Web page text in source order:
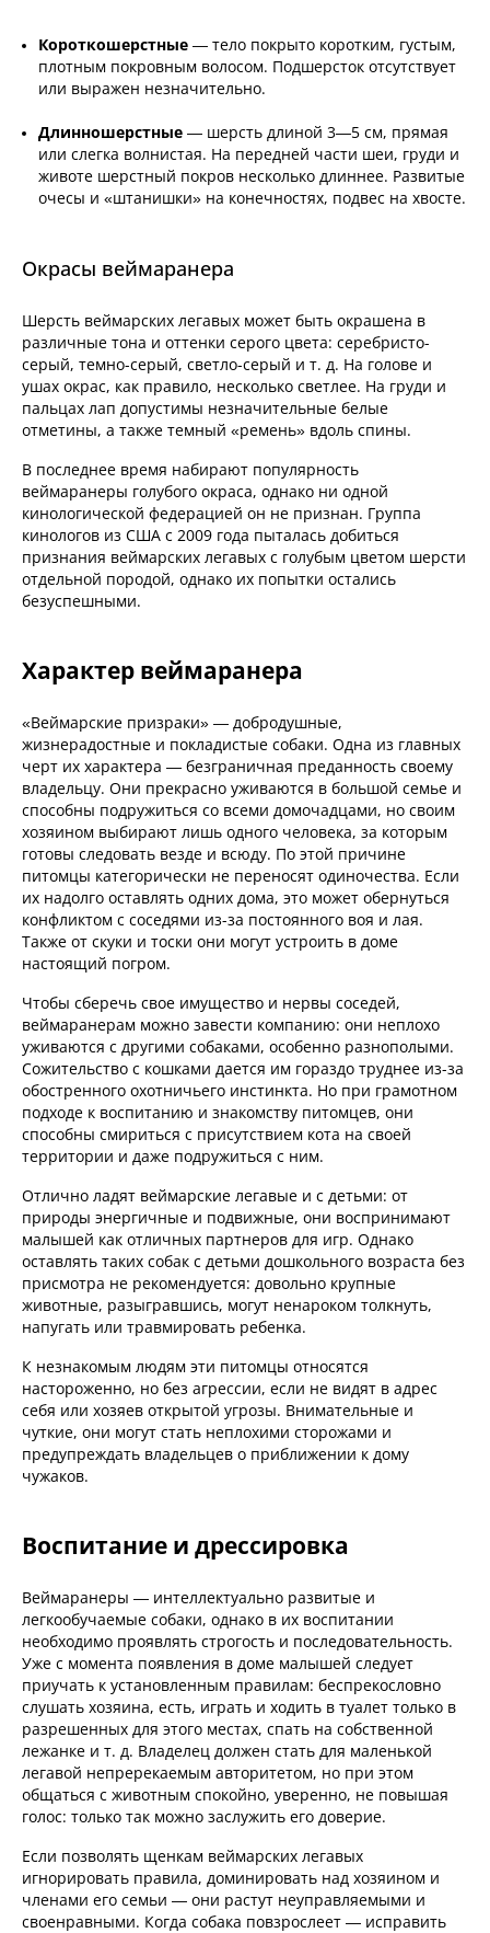
Короткошерстные — тело покрыто коротким, густым,
плотным покровным волосом. Подшерсток отсутствует
или выражен незначительно.
Длинношерстные — шерсть длиной 3—5 см, прямая
или слегка волнистая. На передней части шеи, груди и
животе шерстный покров несколько длиннее. Развитые
очесы и «штанишки» на конечностях, подвес на хвосте.
Окрасы веймаранера
Шерсть веймарских легавых может быть окрашена в
различные тона и оттенки серого цвета: серебристо-
серый, темно-серый, светло-серый и т. д. На голове и
ушах окрас, как правило, несколько светлее. На груди и
пальцах лап допустимы незначительные белые
отметины, а также темный «ремень» вдоль спины.
В последнее время набирают популярность
веймаранеры голубого окраса, однако ни одной
кинологической федерацией он не признан. Группа
кинологов из США с 2009 года пыталась добиться
признания веймарских легавых с голубым цветом шерсти
отдельной породой, однако их попытки остались
безуспешными.
Характер веймаранера
«Веймарские призраки» — добродушные,
жизнерадостные и покладистые собаки. Одна из главных
черт их характера — безграничная преданность своему
владельцу. Они прекрасно уживаются в большой семье и
способны подружиться со всеми домочадцами, но своим
хозяином выбирают лишь одного человека, за которым
готовы следовать везде и всюду. По этой причине
питомцы категорически не переносят одиночества. Если
их надолго оставлять одних дома, это может обернуться
конфликтом с соседями из-за постоянного воя и лая.
Также от скуки и тоски они могут устроить в доме
настоящий погром.
Чтобы сберечь свое имущество и нервы соседей,
веймаранерам можно завести компанию: они неплохо
уживаются с другими собаками, особенно разнополыми.
Сожительство с кошками дается им гораздо труднее из-за
обостренного охотничьего инстинкта. Но при грамотном
подходе к воспитанию и знакомству питомцев, они
способны смириться с присутствием кота на своей
территории и даже подружиться с ним.
Отлично ладят веймарские легавые и с детьми: от
природы энергичные и подвижные, они воспринимают
малышей как отличных партнеров для игр. Однако
оставлять таких собак с детьми дошкольного возраста без
присмотра не рекомендуется: довольно крупные
животные, разыгравшись, могут ненароком толкнуть,
напугать или травмировать ребенка.
К незнакомым людям эти питомцы относятся
настороженно, но без агрессии, если не видят в адрес
себя или хозяев открытой угрозы. Внимательные и
чуткие, они могут стать неплохими сторожами и
предупреждать владельцев о приближении к дому
чужаков.
Воспитание и дрессировка
Веймаранеры — интеллектуально развитые и
легкообучаемые собаки, однако в их воспитании
необходимо проявлять строгость и последовательность.
Уже с момента появления в доме малышей следует
приучать к установленным правилам: беспрекословно
слушать хозяина, есть, играть и ходить в туалет только в
разрешенных для этого местах, спать на собственной
лежанке и т. д. Владелец должен стать для маленькой
легавой непререкаемым авторитетом, но при этом
общаться с животным спокойно, уверенно, не повышая
голос: только так можно заслужить его доверие.
Если позволять щенкам веймарских легавых
игнорировать правила, доминировать над хозяином и
членами его семьи — они растут неуправляемыми и
своенравными. Когда собака повзрослеет — исправить